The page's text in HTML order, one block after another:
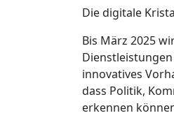
Die digitale
Bis März 2025
innovatives
dass Politik,
erkennen